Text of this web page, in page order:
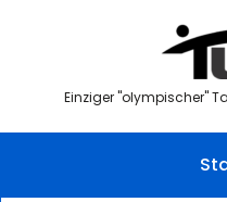
Einziger "olympischer"